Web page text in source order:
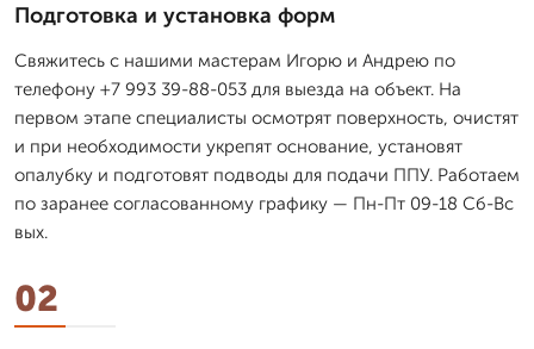
Подготовка и установка форм
Свяжитесь с нашими мастерам Игорю и Андрею по
телефону +7 993 39-88-053 для выезда на объект. На
первом этапе специалисты осмотрят поверхность, очистят
и при необходимости укрепят основание, установят
опалубку и подготовят подводы для подачи ППУ. Работаем
по заранее согласованному графику — Пн-Пт 09-18 Сб-Вс
вых.
02